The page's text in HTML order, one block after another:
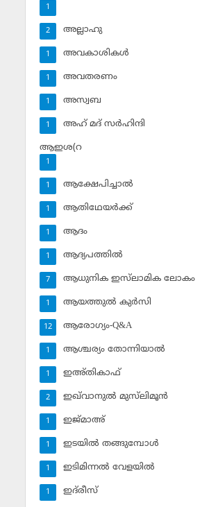
1
അല്ലാഹു
2
അവകാശികള്‍
1
അവതരണം
1
അസ്വബ
1
അഹ് മദ് സര്‍ഹിന്ദി
1
ആഇശ(റ
1
ആക്ഷേപിച്ചാല്‍
1
ആതിഥേയര്‍ക്ക്
1
ആദം
1
ആദ്യപത്തില്‍
1
ആധുനിക ഇസ്‌ലാമിക ലോകം
7
ആയത്തുല്‍ കുര്‍സി
1
ആരോഗ്യം-Q&A
12
ആശ്ചര്യം തോന്നിയാല്‍
1
ഇഅ്തികാഫ്‌
1
ഇഖ്‌വാനുല്‍ മുസ്‌ലിമൂന്‍
2
ഇജ്മാഅ്
1
ഇടയില്‍ തങ്ങുമ്പോള്‍
1
ഇടിമിന്നല്‍ വേളയില്‍
1
ഇദ്‌രീസ്‌
1